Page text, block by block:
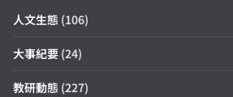
人文生態 (106)
大事紀要 (24)
教研動態 (227)